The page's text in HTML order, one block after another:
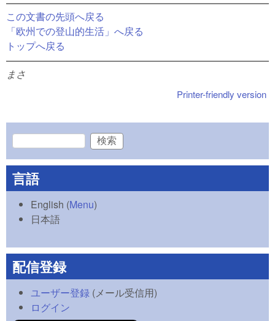
この文書の先頭へ戻る
「欧州での登山的生活」へ戻る
トップへ戻る
まさ
Printer-friendly version
検索フォーム
検索
言語
English (Menu)
日本語
配信登録
ユーザー登録 (メール受信用)
ログイン